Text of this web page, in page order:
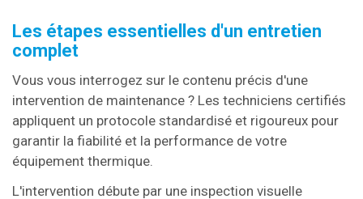
Les étapes essentielles d'un entretien
complet
Vous vous interrogez sur le contenu précis d'une
intervention de maintenance ? Les techniciens certifiés
appliquent un protocole standardisé et rigoureux pour
garantir la fiabilité et la performance de votre
équipement thermique.
L'intervention débute par une inspection visuelle